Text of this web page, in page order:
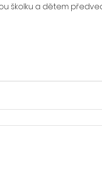
školku a dětem